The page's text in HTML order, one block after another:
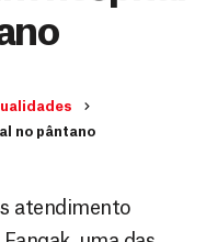
no pântano
atendimento